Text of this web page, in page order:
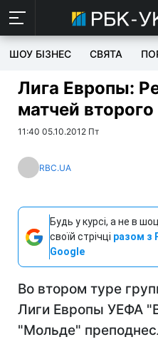
ШОУ БІЗНЕС СВЯТА
Лига Европы:
матчей
11:40 05.10.2012 Пт
RBC.UA
Будь у курсі, а не в
своїй стрічці разом з
Google
Во втором туре
Лиги Европы УЕФА
"Мольде"